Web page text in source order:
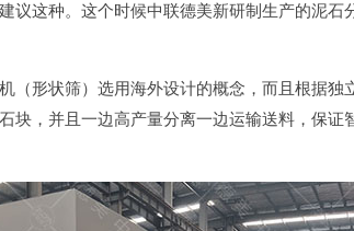
议这种。这个时候中联德美新研制生产的泥石
（形状筛）选用海外设计的概念，而且根据独
块，并且一边高产量分离一边运输送料，保证